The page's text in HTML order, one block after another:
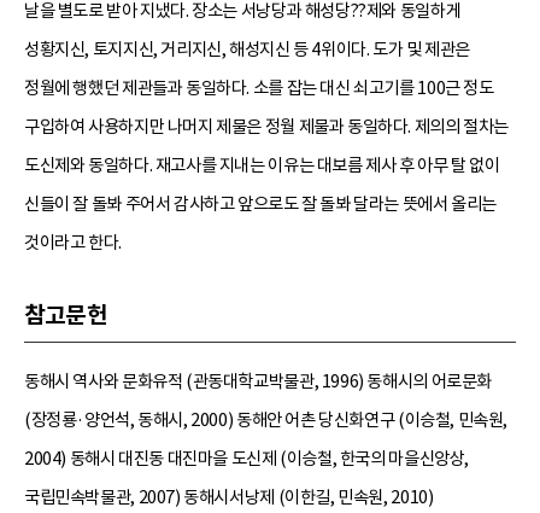
날을 별도로 받아 지냈다. 장소는 서낭당과 해성당??제와 동일하게
성황지신, 토지지신, 거리지신, 해성지신 등 4위이다. 도가 및 제관은
정월에 행했던 제관들과 동일하다. 소를 잡는 대신 쇠고기를 100근 정도
구입하여 사용하지만 나머지 제물은 정월 제물과 동일하다. 제의의 절차는
도신제와 동일하다. 재고사를 지내는 이유는 대보름 제사 후 아무 탈 없이
신들이 잘 돌봐 주어서 감사하고 앞으로도 잘 돌봐 달라는 뜻에서 올리는
것이라고 한다.
참고문헌
동해시 역사와 문화유적 (관동대학교박물관, 1996) 동해시의 어로문화
(장정룡·양언석, 동해시, 2000) 동해안 어촌 당신화연구 (이승철, 민속원,
2004) 동해시 대진동 대진마을 도신제 (이승철, 한국의 마을신앙상,
국립민속박물관, 2007) 동해시서낭제 (이한길, 민속원, 2010)